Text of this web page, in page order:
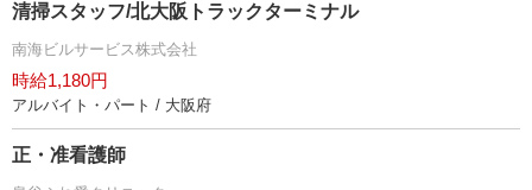
清掃スタッフ/北大阪トラックターミナル
南海ビルサービス株式会社
時給1,180円
アルバイト・パート / 大阪府
正・准看護師